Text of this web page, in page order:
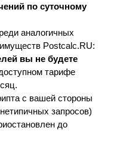
по суточному
аналогичных
Postcalc.RU:
вы не будете
тарифе
с вашей стороны
запросов)
до